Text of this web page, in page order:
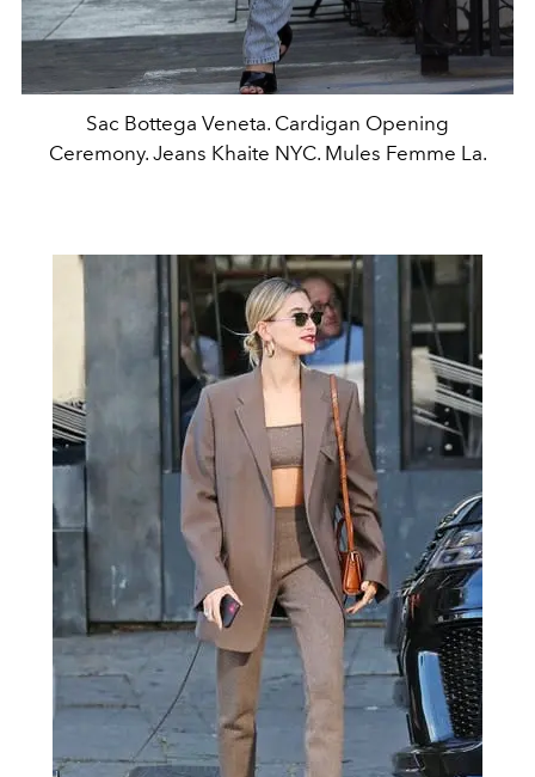
Sac Bottega Veneta. Cardigan Opening
Ceremony. Jeans Khaite NYC. Mules Femme La.